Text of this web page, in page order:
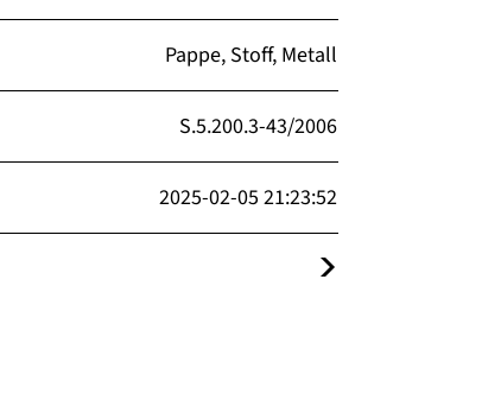
Pappe, Stoff, Metall
S.5.200.3-43/2006
2025-02-05 21:23:52